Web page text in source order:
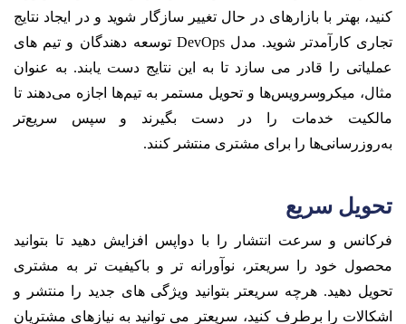
کنید، بهتر با بازارهای در حال تغییر سازگار شوید و در ایجاد نتایج
تجاری کارآمدتر شوید. مدل DevOps توسعه دهندگان و تیم های
عملیاتی را قادر می سازد تا به این نتایج دست یابند. به عنوان
مثال، میکروسرویس‌ها و تحویل مستمر به تیم‌ها اجازه می‌دهند تا
مالکیت خدمات را در دست بگیرند و سپس سریع‌تر
به‌روزرسانی‌ها را برای مشتری منتشر کنند.
تحویل سریع
فرکانس و سرعت انتشار را با دواپس افزایش دهید تا بتوانید
محصول خود را سریعتر، نوآورانه تر و باکیفیت تر به مشتری
تحویل دهید. هرچه سریعتر بتوانید ویژگی های جدید را منتشر و
اشکالات را برطرف کنید، سریعتر می توانید به نیازهای مشتریان